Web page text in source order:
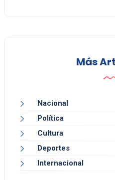
Más
Nacional
Política
Cultura
Deportes
Internacional